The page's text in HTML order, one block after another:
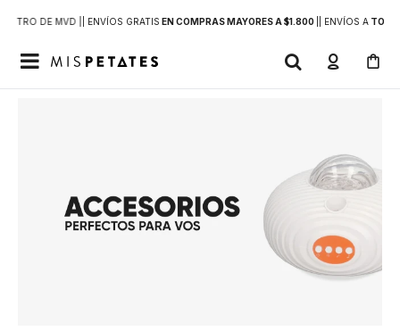
DE MVD | | ENVÍOS GRATIS EN COMPRAS MAYORES A $1.800 | ENVÍOS ATODO
